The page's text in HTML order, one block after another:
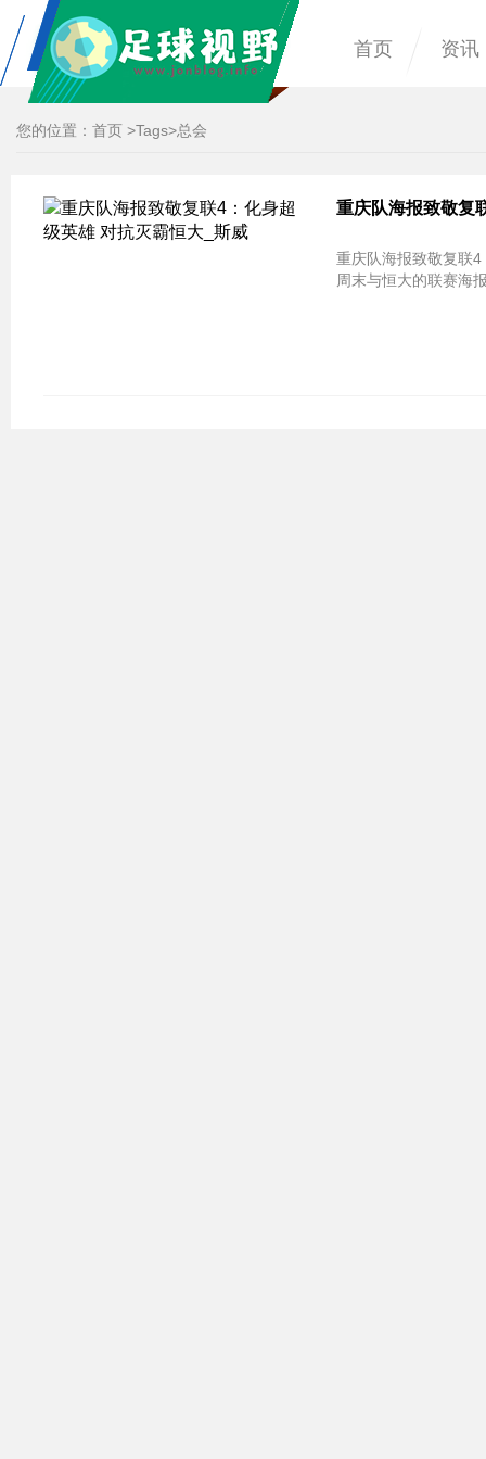
首页 资讯
您的位置： 首页 >Tags>总会
重庆队海报致敬复
重庆队海报致敬复联
周末与恒大的联赛海